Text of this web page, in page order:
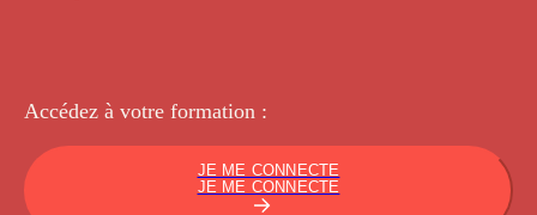
Accédez à votre formation :
JE ME CONNECTE
JE ME CONNECTE